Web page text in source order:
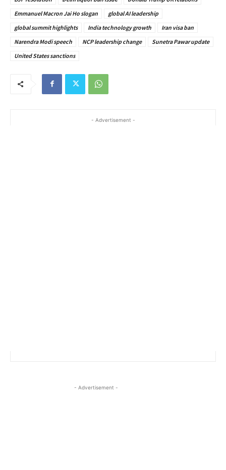
Emmanuel Macron Jai Ho slogan
global AI leadership
global summit highlights
India technology growth
Iran visa ban
Narendra Modi speech
NCP leadership change
Sunetra Pawar update
United States sanctions
- Advertisement -
- Advertisement -